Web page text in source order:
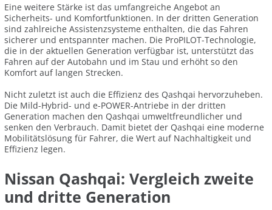
Eine weitere Stärke ist das umfangreiche Angebot an
Sicherheits- und Komfortfunktionen. In der dritten Generation
sind zahlreiche Assistenzsysteme enthalten, die das Fahren
sicherer und entspannter machen. Die ProPILOT-Technologie,
die in der aktuellen Generation verfügbar ist, unterstützt das
Fahren auf der Autobahn und im Stau und erhöht so den
Komfort auf langen Strecken.
Nicht zuletzt ist auch die Effizienz des Qashqai hervorzuheben.
Die Mild-Hybrid- und e-POWER-Antriebe in der dritten
Generation machen den Qashqai umweltfreundlicher und
senken den Verbrauch. Damit bietet der Qashqai eine moderne
Mobilitätslösung für Fahrer, die Wert auf Nachhaltigkeit und
Effizienz legen.
Nissan Qashqai: Vergleich zweite
und dritte Generation